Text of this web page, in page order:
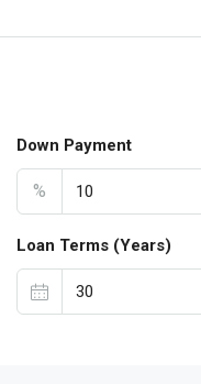
Down Payment
%
Loan Terms (Years)